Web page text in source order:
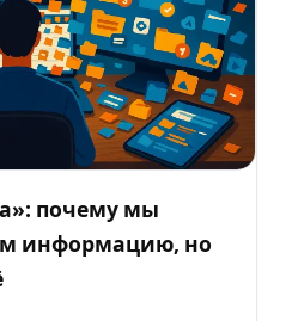
почему мы
информацию, но